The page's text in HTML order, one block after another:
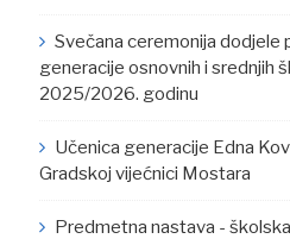
Svečana ceremonija dodjele
generacije osnovnih i srednjih
2025/2026. godinu
Učenica generacije Edna
Gradskoj vijećnici Mostara
Predmetna nastava -